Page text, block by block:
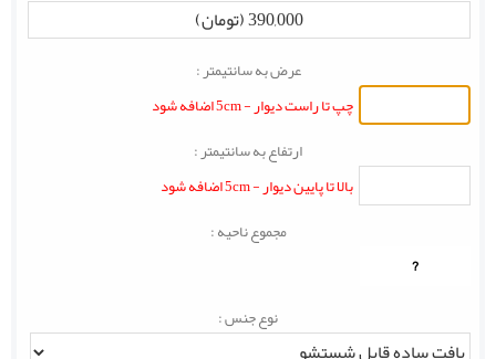
390,000 (تومان)
عرض به سانتیمتر :
چپ تا راست دیوار - 5cm اضافه شود
ارتفاع به سانتیمتر :
بالا تا پایین دیوار - 5cm اضافه شود
مجموع ناحیه :
?
نوع جنس :